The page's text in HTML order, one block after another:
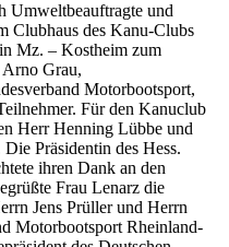
Umweltbeauftragte und
Clubhaus des Kanu-Clubs
Mz. – Kostheim zum
Arno Grau,
Motorbootsport,
Für den Kanuclub
Herr Henning Lübbe und
Präsidentin des Hess.
ihren Dank an den
Frau Lenarz die
Jens Prüller und Herrn
Motorbootsport Rheinland-